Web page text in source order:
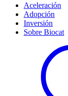
Aceleración
Adopción
Inversión
Sobre Biocat